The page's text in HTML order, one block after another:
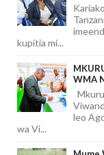
kupitia mi...
WMA
leo
wa Vi...